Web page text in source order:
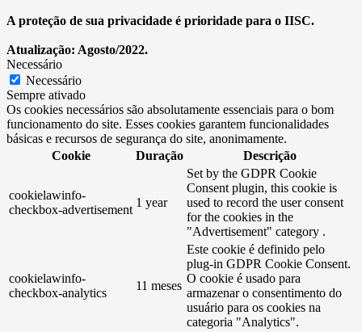
A proteção de sua privacidade é prioridade para o IISC.
Atualização: Agosto/2022.
Necessário
Necessário
Sempre ativado
Os cookies necessários são absolutamente essenciais para o bom
funcionamento do site. Esses cookies garantem funcionalidades
básicas e recursos de segurança do site, anonimamente.
Cookie
Duração Descrição
cookielawinfo-
checkbox-advertisement
1 year
Set by the GDPR Cookie
Consent plugin, this cookie is
used to record the user consent
for the cookies in the
"Advertisement" category .
cookielawinfo-
checkbox-analytics
11 meses
Este cookie é definido pelo
plug-in GDPR Cookie Consent.
O cookie é usado para
armazenar o consentimento do
usuário para os cookies na
categoria "Analytics".